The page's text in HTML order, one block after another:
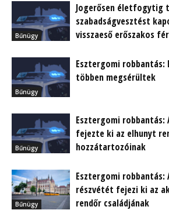
Bűnügy
Jogerősen életfogytig
szabadságvesztést
visszaeső erőszakos
Bűnügy
Esztergomi robbantás:
többen megsérültek
Bűnügy
Esztergomi robbantás:
fejezte ki az elhunyt
hozzátartozóinak
Bűnügy
Esztergomi robbantás:
részvétét fejezi ki az
rendőr családjának